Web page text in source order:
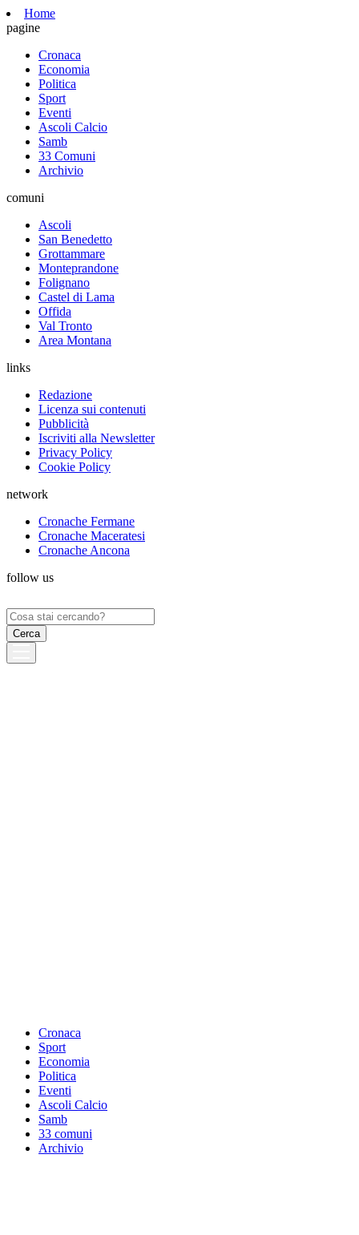
Home
pagine
Cronaca
Economia
Politica
Sport
Eventi
Ascoli Calcio
Samb
33 Comuni
Archivio
comuni
Ascoli
San Benedetto
Grottammare
Monteprandone
Folignano
Castel di Lama
Offida
Val Tronto
Area Montana
links
Redazione
Licenza sui contenuti
Pubblicità
Iscriviti alla Newsletter
Privacy Policy
Cookie Policy
network
Cronache Fermane
Cronache Maceratesi
Cronache Ancona
follow us
Ricerca
per:
Cronaca
Sport
Economia
Politica
Eventi
Ascoli Calcio
Samb
33 comuni
Archivio